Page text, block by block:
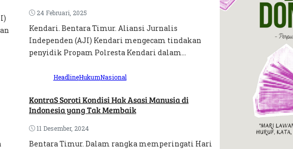
24 Februari, 2025
Kendari. Bentara Timur. Aliansi Jurnalis
Independen (AJI) Kendari mengecam tindakan
penyidik Propam Polresta Kendari dalam...
HeadlineHukumNasional
KontraS Soroti Kondisi Hak Asasi Manusia di
Indonesia yang Tak Membaik
11 Desember, 2024
Bentara Timur. Dalam rangka memperingati Hari